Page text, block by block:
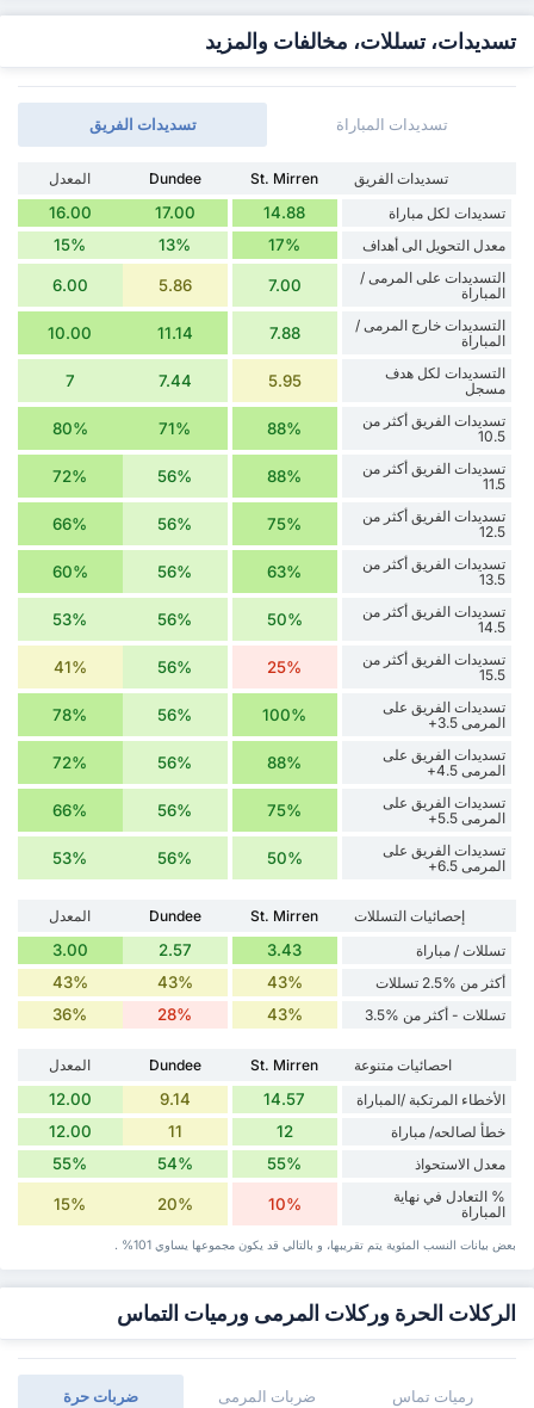
تسديدات، تسللات، مخالفات والمزيد
تسديدات الفريق تسديدات المباراة
تسديدات الفريق St. Mirren
Dundee
المعدل
تسديدات لكل مباراة
14.88
17.00
16.00
معدل التحويل الى أهداف 17%
13%
15%
التسديدات على المرمى /
المباراة
7.00
5.86
6.00
التسديدات خارج المرمى /
المباراة
7.88
11.14
10.00
التسديدات لكل هدف
مسجل
5.95
7.44
7
تسديدات الفريق أكثر من
10.5
88%
71%
80%
تسديدات الفريق أكثر من
11.5
88%
56%
72%
تسديدات الفريق أكثر من
12.5
75%
56%
66%
تسديدات الفريق أكثر من
13.5
63%
56%
60%
تسديدات الفريق أكثر من
14.5
50%
56%
53%
تسديدات الفريق أكثر من
15.5
25%
56%
41%
تسديدات الفريق على
المرمى 3.5+
100%
56%
78%
تسديدات الفريق على
المرمى 4.5+
88%
56%
72%
تسديدات الفريق على
المرمى 5.5+
75%
56%
66%
تسديدات الفريق على
المرمى 6.5+
50%
56%
53%
إحصائيات التسللات St. Mirren
Dundee
المعدل
تسللات / مباراة
3.43
2.57
3.00
أكثر من %2.5 تسللات 43%
43%
43%
تسللات - أكثر من %3.5 43%
28%
36%
احصائيات متنوعة St. Mirren
Dundee
المعدل
الأخطاء المرتكبة /المباراة
14.57
9.14
12.00
خطأ لصالحه/ مباراة 12
11
12.00
معدل الاستحواذ 55%
54%
55%
% التعادل في نهاية
المباراة
10%
20%
15%
بعض بيانات ‏النسب المئوية يتم تقريبها، و بالتالي قد ‏يكون مجموعها يساوي 101% .
الركلات الحرة وركلات المرمى ورميات التماس
‏ضربات حرة ضربات المرمى رميات تماس